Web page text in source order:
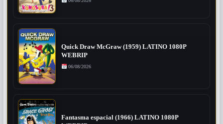
Quick Draw McGraw (1959) LATINO 1080P
WEBRIP
06/08/2026
Fantasma espacial (1966) LATINO 1080P